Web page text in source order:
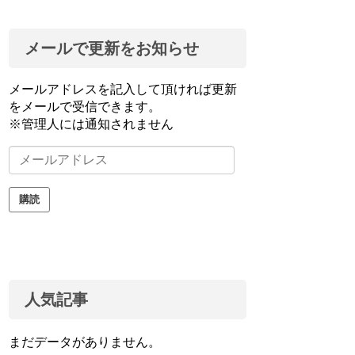
メールで更新をお知らせ
メールアドレスを記入して頂ければ更新
をメールで受信できます。
※管理人には通知されません
メ
ー
ル
ア購読
人気記事
まだデータがありません。